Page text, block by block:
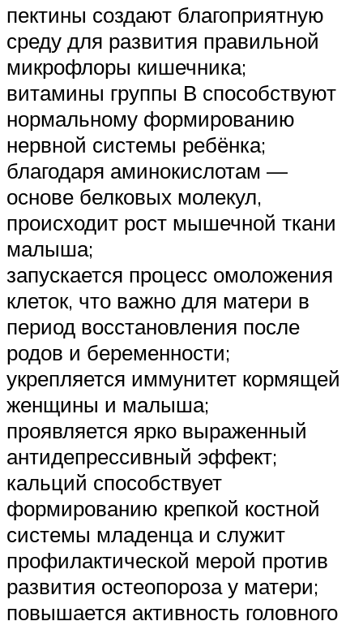
пектины создают благоприятную
среду для развития правильной
микрофлоры кишечника;
витамины группы В способствуют
нормальному формированию
нервной системы ребёнка;
благодаря аминокислотам —
основе белковых молекул,
происходит рост мышечной ткани
малыша;
запускается процесс омоложения
клеток, что важно для матери в
период восстановления после
родов и беременности;
укрепляется иммунитет кормящей
женщины и малыша;
проявляется ярко выраженный
антидепрессивный эффект;
кальций способствует
формированию крепкой костной
системы младенца и служит
профилактической мерой против
развития остеопороза у матери;
повышается активность головного